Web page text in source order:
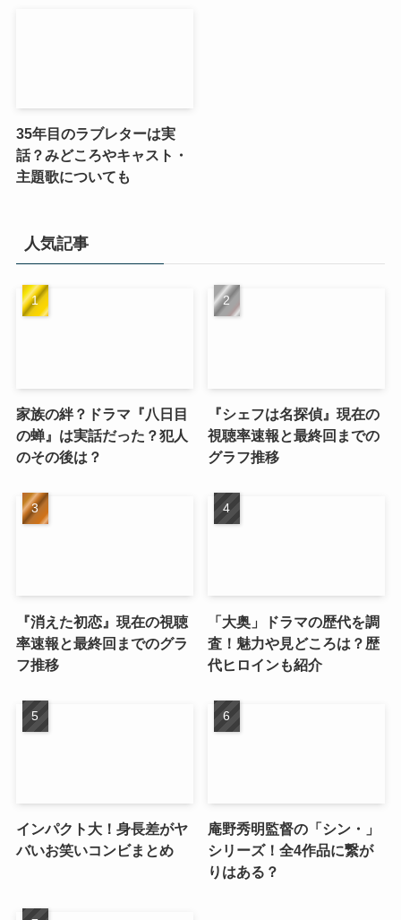
35年目のラブレターは実
話？みどころやキャスト・
主題歌についても
人気記事
家族の絆？ドラマ『八日目
の蝉』は実話だった？犯人
のその後は？
『シェフは名探偵』現在の
視聴率速報と最終回までの
グラフ推移
『消えた初恋』現在の視聴
率速報と最終回までのグラ
フ推移
「大奥」ドラマの歴代を調
査！魅力や見どころは？歴
代ヒロインも紹介
インパクト大！身長差がヤ
バいお笑いコンビまとめ
庵野秀明監督の「シン・」
シリーズ！全4作品に繋が
りはある？